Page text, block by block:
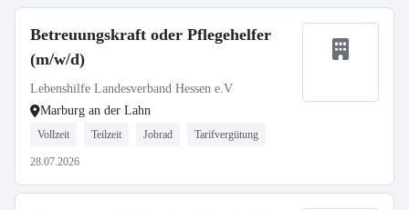
Betreuungskraft oder Pflegehelfer
(m/w/d)
Lebenshilfe Landesverband Hessen e.V
Marburg an der Lahn
Vollzeit Teilzeit Jobrad Tarifvergütung
28.07.2026